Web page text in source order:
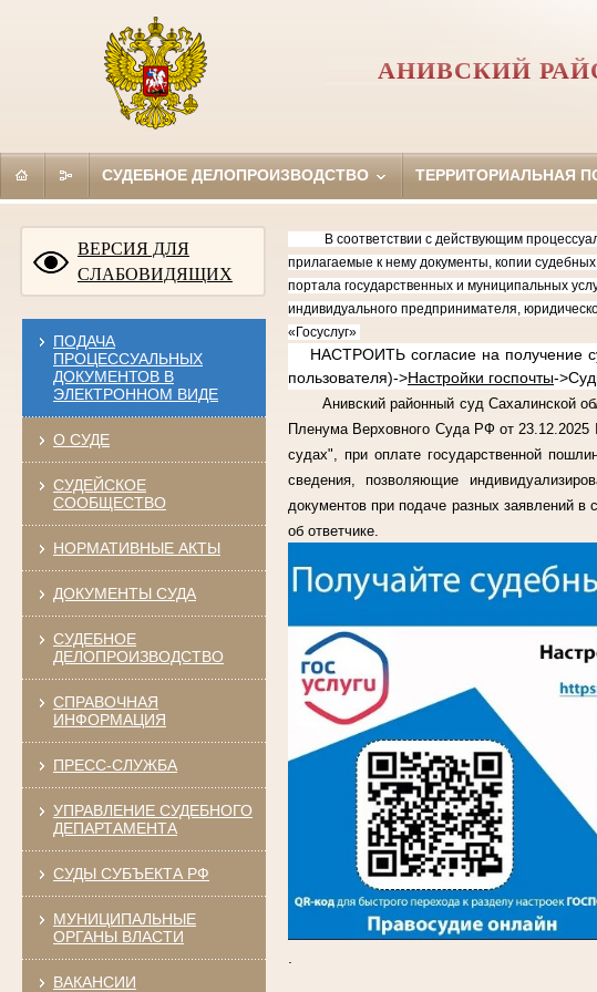
АНИВСКИЙ
СУДЕБНОЕ ДЕЛОПРОИЗВОДСТВО ТЕРРИТОРИАЛЬНАЯ
ВЕРСИЯ ДЛЯ
СЛАБОВИДЯЩИХ
ПОДАЧА
ПРОЦЕССУАЛЬНЫХ
ДОКУМЕНТОВ В
ЭЛЕКТРОННОМ ВИДЕ
О СУДЕ
СУДЕЙСКОЕ
СООБЩЕСТВО
НОРМАТИВНЫЕ АКТЫ
ДОКУМЕНТЫ СУДА
СУДЕБНОЕ
ДЕЛОПРОИЗВОДСТВО
СПРАВОЧНАЯ
ИНФОРМАЦИЯ
ПРЕСС-СЛУЖБА
УПРАВЛЕНИЕ СУДЕБНОГО
ДЕПАРТАМЕНТА
СУДЫ СУБЪЕКТА РФ
МУНИЦИПАЛЬНЫЕ
ОРГАНЫ ВЛАСТИ
ВАКАНСИИ
В соответствии с действующим
прилагаемые к нему документы, копии
портала государственных и муниципальных
индивидуального предпринимателя,
«Госуслуг»
НАСТРОИТЬ согласие на получение
пользователя)->Настройки госпочты-
Анивский районный суд Сахалинской
Пленума Верховного Суда РФ от
судах", при оплате государственной
сведения, позволяющие
документов при подаче разных заявлений
об ответчике.
.